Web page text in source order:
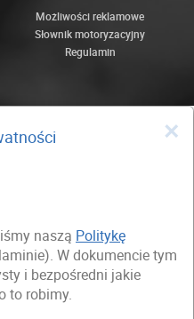
Możliwości reklamowe
Słownik motoryzacyjny
Regulamin
×
naszą Politykę
W dokumencie tym
i bezpośredni jakie
to robimy.